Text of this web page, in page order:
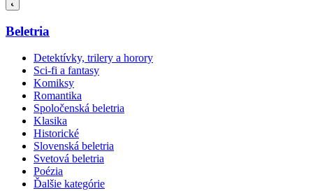
Beletria
Detektívky, trilery a horory
Sci-fi a fantasy
Komiksy
Romantika
Spoločenská beletria
Klasika
Historické
Slovenská beletria
Svetová beletria
Poézia
Ďalšie kategórie